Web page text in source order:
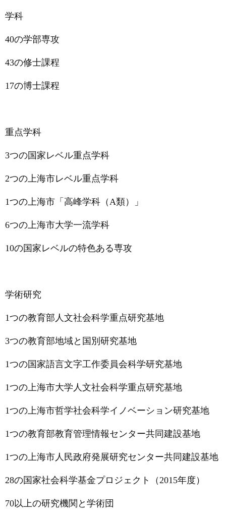
学科
40の学部専攻
43の修士課程
17の博士課程
重点学科
3つの国家レベル重点学科
2つの上海市レベル重点学科
1つの上海市「高峰学科（A類）」
6つの上海市大学一流学科
10の国家レベルの特色ある専攻
学術研究
1つの教育部人文社会科学重点研究基地
3つの教育部地域と国別研究基地
1つの国家語言文字工作委員会科学研究基地
1つの上海市大学人文社会科学重点研究基地
1つの上海市哲学社会科学イノベーション研究基地
1つの教育部教育管理情報センター共同建設基地
1つの上海市人民政府発展研究センター共同建設基地
28の国家社会科学基金プロジェクト（2015年度）
70以上の研究機関と学術団